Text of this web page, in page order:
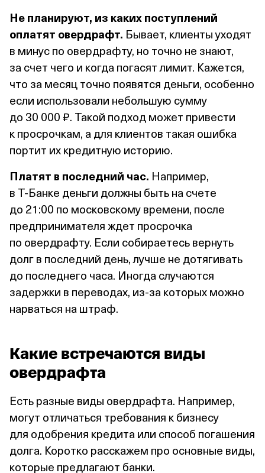
Не планируют, из каких поступлений
оплатят овердрафт. Бывает, клиенты уходят
в минус по овердрафту, но точно не знают,
за счет чего и когда погасят лимит. Кажется,
что за месяц точно появятся деньги, особенно
если использовали небольшую сумму
до 30 000 ₽. Такой подход может привести
к просрочкам, а для клиентов такая ошибка
портит их кредитную историю.
Платят в последний час. Например,
в Т⁠-⁠Банке деньги должны быть на счете
до 21:00 по московскому времени, после
предпринимателя ждет просрочка
по овердрафту. Если собираетесь вернуть
долг в последний день, лучше не дотягивать
до последнего часа. Иногда случаются
задержки в переводах, из‑за которых можно
нарваться на штраф.
Какие встречаются виды
овердрафта
Есть разные виды овердрафта. Например,
могут отличаться требования к бизнесу
для одобрения кредита или способ погашения
долга. Коротко расскажем про основные виды,
которые предлагают банки.